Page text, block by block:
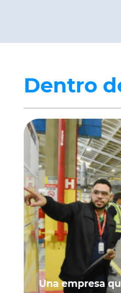
Dentro
Una empresa